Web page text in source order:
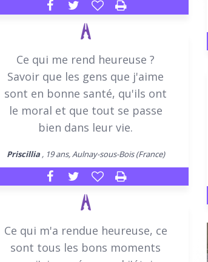
Ce qui me rend heureuse ?
Savoir que les gens que j'aime
sont en bonne santé, qu'ils ont
le moral et que tout se passe
bien dans leur vie.
Priscillia, 19 ans, Aulnay-sous-Bois (France)
Ce qui m'a rendue heureuse, ce
sont tous les bons moments